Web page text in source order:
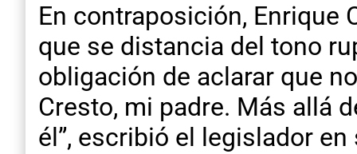
En contraposición, Enrique
que se distancia del tono
obligación de aclarar que
Cresto, mi padre. Más allá
él”, escribió el legislador